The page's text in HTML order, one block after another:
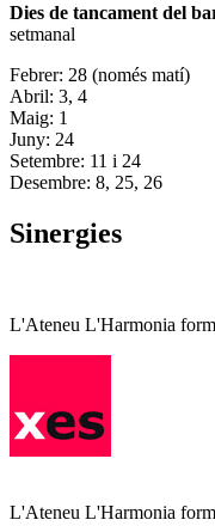
Dies de tancament del
setmanal
Febrer: 28 (només matí)
Abril: 3, 4
Maig: 1
Juny: 24
Setembre: 11 i 24
Desembre: 8, 25, 26
Sinergies
L'Ateneu L'Harmonia
L'Ateneu L'Harmonia